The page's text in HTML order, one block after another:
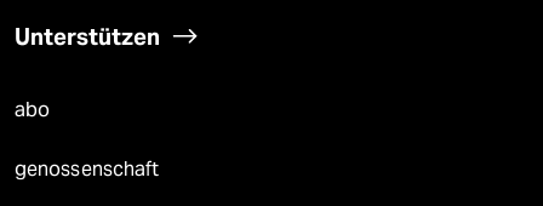
Unterstützen
abo
genossenschaft